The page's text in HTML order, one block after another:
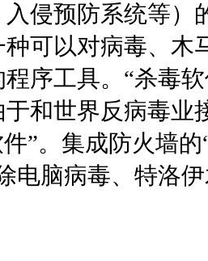
侵预防系统等）
一种可以对病毒
序工具。“杀毒
和世界反病毒业
”。集成防火墙
电脑病毒、特洛